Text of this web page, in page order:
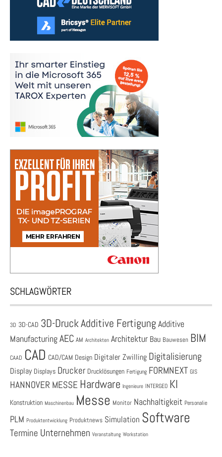
SCHLAGWÖRTER
3D 3D-CAD 3D-DruckAdditive Fertigung Additive
ManufacturingAEC AM Architekten Architektur Bau Bauwesen BIM
CAAD CAD CAD/CAM Design Digitaler Zwilling Digitalisierung
Display Displays Drucker Drucklösungen Fertigung FORMNEXT GIS
HANNOVER MESSE Hardware Ingenieure INTERGEO KI
Konstruktion Maschinenbau Messe Monitor Nachhaltigkeit Personalie
PLM Produktentwicklung Produktnews Simulation Software
Termine Unternehmen Veranstaltung Workstation